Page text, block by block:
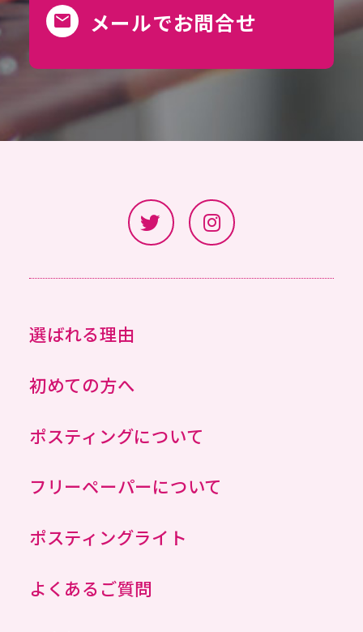
mail メールでお問合せ
選ばれる理由
初めての方へ
ポスティングについて
フリーペーパーについて
ポスティングライト
よくあるご質問